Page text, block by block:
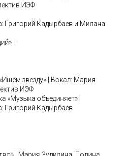
ИЭФ
Григорий Кадырбаев и Милана
|
звезду» | Вокал: Мария
ИЭФ
«Музыка объединяет» |
Григорий Кадырбаев
| Мария Зудилина, Полина